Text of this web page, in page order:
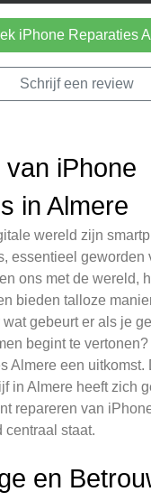
iPhone Reparaties
Schrijf een review
iPhone
in Almere
wereld zijn
essentieel geworden
ons met de wereld,
bieden talloze
gebeurt er als je
begint te
Almere een uitkomst.
in Almere heeft zich
repareren van
centraal staat.
en